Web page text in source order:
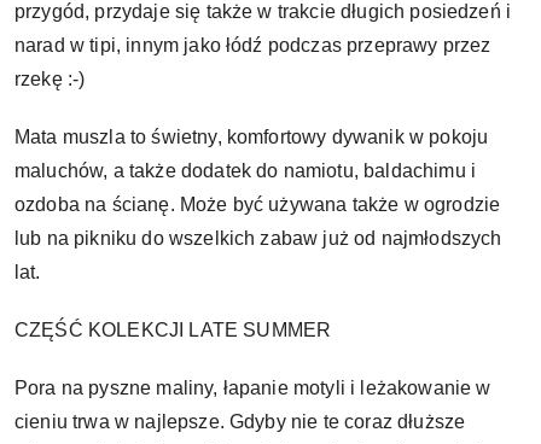
przygód, przydaje się także w trakcie długich posiedzeń i
narad w tipi, innym jako łódź podczas przeprawy przez
rzekę :-)
Mata muszla to świetny, komfortowy dywanik w pokoju
maluchów, a także dodatek do namiotu, baldachimu i
ozdoba na ścianę. Może być używana także w ogrodzie
lub na pikniku do wszelkich zabaw już od najmłodszych
lat.
CZĘŚĆ KOLEKCJI LATE SUMMER
Pora na pyszne maliny, łapanie motyli i leżakowanie w
cieniu trwa w najlepsze. Gdyby nie te coraz dłuższe